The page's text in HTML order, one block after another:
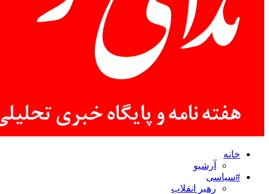
خانه
آرشیو
#سیاسی
رهبر انقلاب